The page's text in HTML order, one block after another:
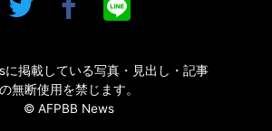
に掲載している写真・見出し・記事
の無断使用を禁じます。
© AFPBB News